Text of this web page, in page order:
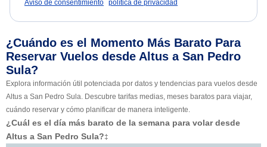
Aviso de consentimiento política de privacidad
¿Cuándo es el Momento Más Barato Para
Reservar Vuelos desde Altus a San Pedro
Sula?
Explora información útil potenciada por datos y tendencias para vuelos desde
Altus a San Pedro Sula. Descubre tarifas medias, meses baratos para viajar,
cuándo reservar y cómo planificar de manera inteligente.
¿Cuál es el día más barato de la semana para volar desde
Altus a San Pedro Sula?‡